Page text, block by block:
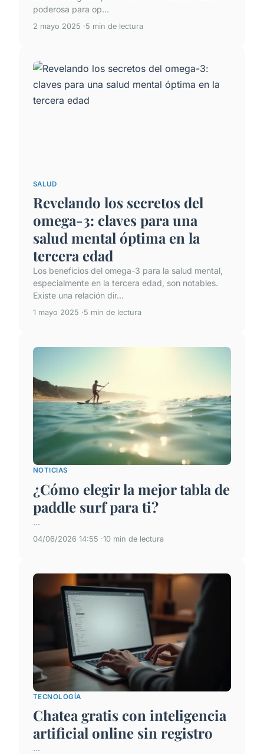
poderosa para op...
2 mayo 2025 5 min de lectura
SALUD
Revelando los secretos del
omega-3: claves para una
salud mental óptima en la
tercera edad
Los beneficios del omega-3 para la salud mental,
especialmente en la tercera edad, son notables.
Existe una relación dir...
1 mayo 2025 5 min de lectura
NOTICIAS
¿Cómo elegir la mejor tabla de
paddle surf para ti?
...
04/06/2026 14:55 10 min de lectura
TECNOLOGÍA
Chatea gratis con inteligencia
artificial online sin registro
...